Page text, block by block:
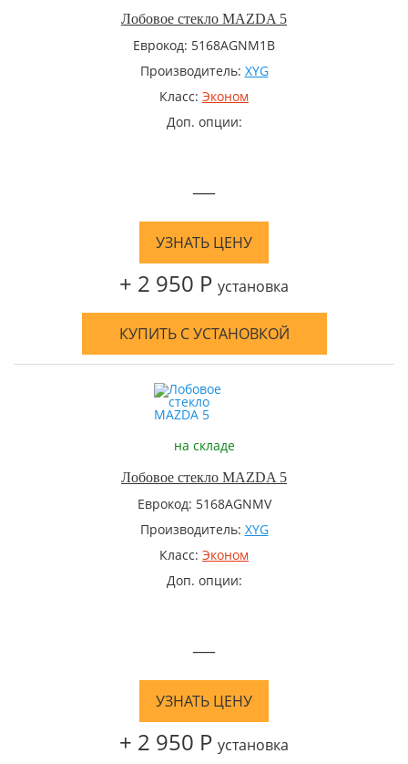
Лобовое стекло MAZDA 5
Еврокод: 5168AGNM1B
Производитель: XYG
Класс: Эконом
Доп. опции:
—
УЗНАТЬ ЦЕНУ
+ 2 950 Р установка
КУПИТЬ С УСТАНОВКОЙ
на складе
Лобовое стекло MAZDA 5
Еврокод: 5168AGNMV
Производитель: XYG
Класс: Эконом
Доп. опции:
—
УЗНАТЬ ЦЕНУ
+ 2 950 Р установка